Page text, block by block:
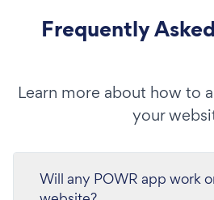
Frequently
Learn more about how to
your
Will any POWR app work